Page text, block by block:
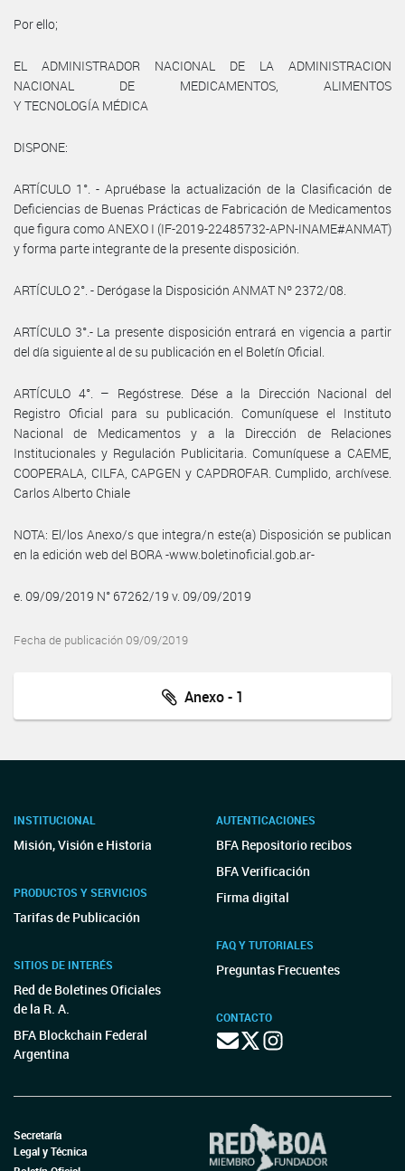
Por ello;
EL ADMINISTRADOR NACIONAL DE LA ADMINISTRACION
NACIONAL DE MEDICAMENTOS, ALIMENTOS
Y TECNOLOGÍA MÉDICA
DISPONE:
ARTÍCULO 1°. - Apruébase la actualización de la Clasificación de
Deficiencias de Buenas Prácticas de Fabricación de Medicamentos
que figura como ANEXO I (IF-2019-22485732-APN-INAME#ANMAT)
y forma parte integrante de la presente disposición.
ARTÍCULO 2°. - Derógase la Disposición ANMAT Nº 2372/08.
ARTÍCULO 3°.- La presente disposición entrará en vigencia a partir
del día siguiente al de su publicación en el Boletín Oficial.
ARTÍCULO 4°. – Regóstrese. Dése a la Dirección Nacional del
Registro Oficial para su publicación. Comuníquese el Instituto
Nacional de Medicamentos y a la Dirección de Relaciones
Institucionales y Regulación Publicitaria. Comuníquese a CAEME,
COOPERALA, CILFA, CAPGEN y CAPDROFAR. Cumplido, archívese.
Carlos Alberto Chiale
NOTA: El/los Anexo/s que integra/n este(a) Disposición se publican
en la edición web del BORA -www.boletinoficial.gob.ar-
e. 09/09/2019 N° 67262/19 v. 09/09/2019
Fecha de publicación 09/09/2019
Anexo - 1
INSTITUCIONAL
Misión, Visión e Historia
PRODUCTOS Y SERVICIOS
Tarifas de Publicación
SITIOS DE INTERÉS
Red de Boletines Oficiales
de la R. A.
BFA Blockchain Federal
Argentina
AUTENTICACIONES
BFA Repositorio recibos
BFA Verificación
Firma digital
FAQ Y TUTORIALES
Preguntas Frecuentes
CONTACTO
Secretaría
Legal y Técnica